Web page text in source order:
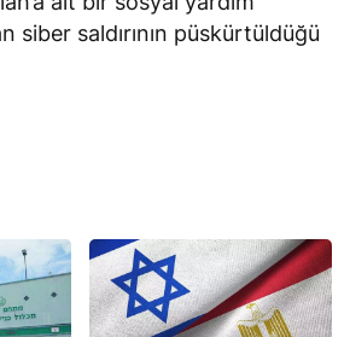
siber saldırının püskürtüldüğü